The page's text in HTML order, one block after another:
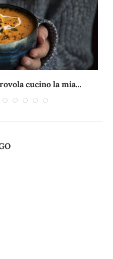
cucino la mia...